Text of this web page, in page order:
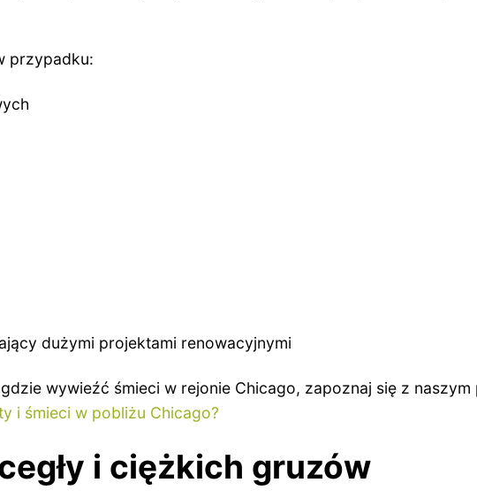
przypadku:
dużymi projektami renowacyjnymi
wywieźć śmieci w rejonie Chicago, zapoznaj się z naszym
i śmieci w pobliżu Chicago?
i ciężkich gruzów